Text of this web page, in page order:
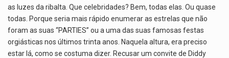
as luzes da ribalta. Que celebridades? Bem, todas elas. Ou quase
todas. Porque seria mais rápido enumerar as estrelas que não
foram as suas “PARTIES” ou a uma das suas famosas festas
orgiásticas nos últimos trinta anos. Naquela altura, era preciso
estar lá, como se costuma dizer. Recusar um convite de Diddy